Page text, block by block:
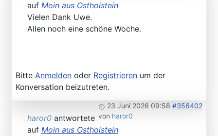
auf Moin aus Ostholstein
Vielen Dank Uwe.
Allen noch eine schöne Woche.
Bitte Anmelden oder Registrieren um der
Konversation beizutreten.
23 Juni 2026 09:58 #356402
von haror0
haror0 antwortete
auf Moin aus Ostholstein